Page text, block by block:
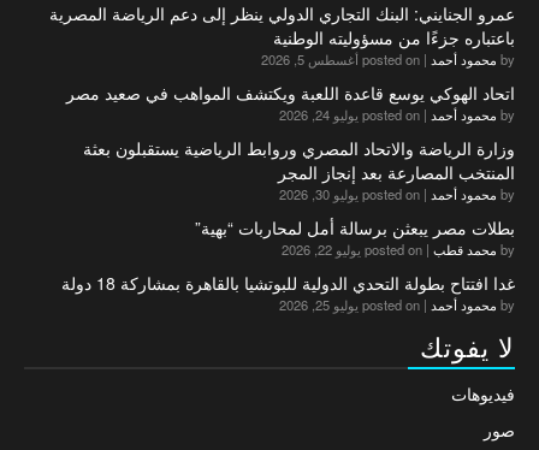
عمرو الجنايني: البنك التجاري الدولي ينظر إلى دعم الرياضة المصرية
باعتباره جزءًا من مسؤوليته الوطنية
by محمود أحمد | posted on أغسطس 5, 2026
اتحاد الهوكي يوسع قاعدة اللعبة ويكتشف المواهب في صعيد مصر
by محمود أحمد | posted on يوليو 24, 2026
وزارة الرياضة والاتحاد المصري وروابط الرياضية يستقبلون بعثة
المنتخب المصارعة بعد إنجاز المجر
by محمود أحمد | posted on يوليو 30, 2026
بطلات مصر يبعثن برسالة أمل لمحاربات “بهية”
by محمد قطب | posted on يوليو 22, 2026
غدا افتتاح بطولة التحدي الدولية للبوتشيا بالقاهرة بمشاركة 18 دولة
by محمود أحمد | posted on يوليو 25, 2026
لا يفوتك
فيديوهات
صور